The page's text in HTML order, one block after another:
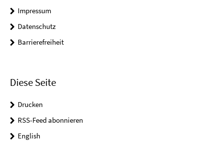
Impressum
Datenschutz
Barrierefreiheit
Diese Seite
Drucken
RSS-Feed abonnieren
English